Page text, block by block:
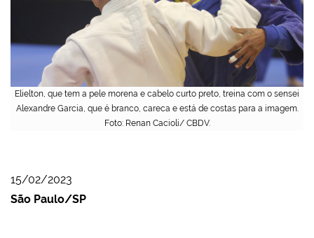
Elielton, que tem a pele morena e cabelo curto preto, treina com o sensei
Alexandre Garcia, que é branco, careca e está de costas para a imagem.
Foto: Renan Cacioli/ CBDV.
15/02/2023
São Paulo/SP